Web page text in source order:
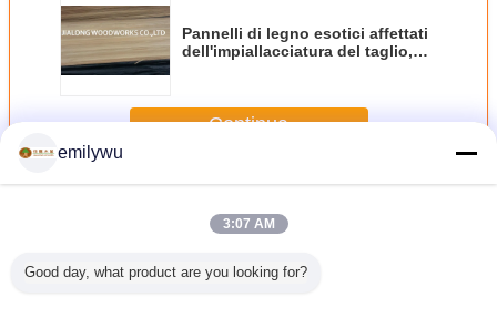
Pannelli di legno esotici affettati
dell'impiallacciatura del taglio,
Continua
PiùImpiallacciatura di legno della cenere
emilywu
3:07 AM
Good day, what product are you looking for?